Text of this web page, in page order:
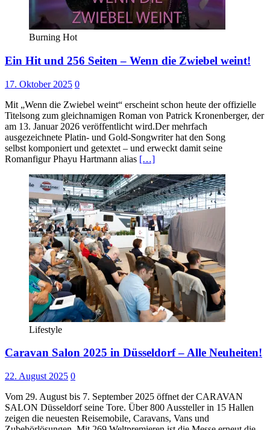
Burning Hot
Ein Hit und 256 Seiten – Wenn die Zwiebel weint!
17. Oktober 2025 0
Mit „Wenn die Zwiebel weint“ erscheint schon heute der offizielle
Titelsong zum gleichnamigen Roman von Patrick Kronenberger, der
am 13. Januar 2026 veröffentlicht wird.Der mehrfach
ausgezeichnete Platin- und Gold-Songwriter hat den Song
selbst komponiert und getextet – und erweckt damit seine
Romanfigur Phayu Hartmann alias […]
Lifestyle
Caravan Salon 2025 in Düsseldorf – Alle Neuheiten!
22. August 2025 0
Vom 29. August bis 7. September 2025 öffnet der CARAVAN
SALON Düsseldorf seine Tore. Über 800 Aussteller in 15 Hallen
zeigen die neuesten Reisemobile, Caravans, Vans und